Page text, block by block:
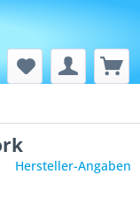
Hersteller-Angaben